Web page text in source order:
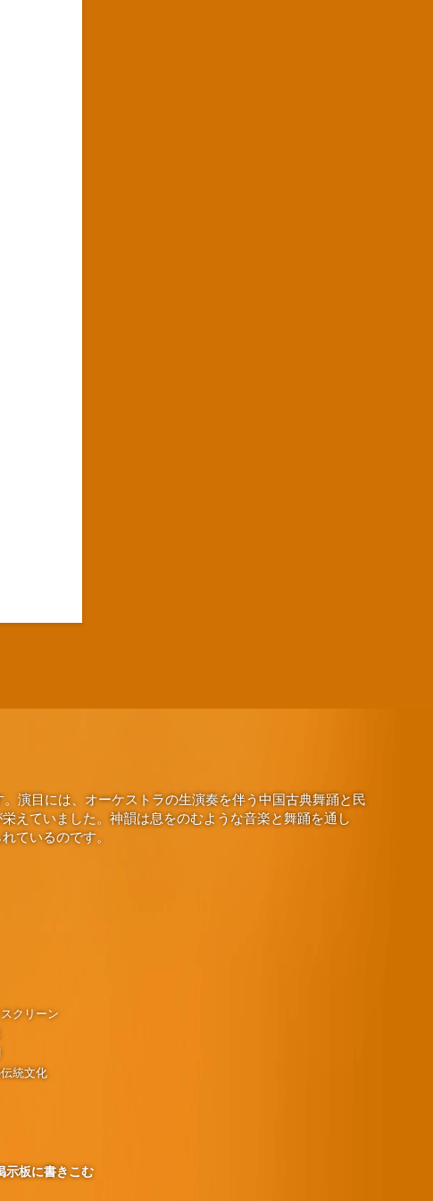
演目には、オーケストラの生演奏を伴う中国古典舞踊と民
えていました。神韻は息をのむような音楽と舞踊を通し
ているのです。
クリーン
統文化
示板に書きこむ